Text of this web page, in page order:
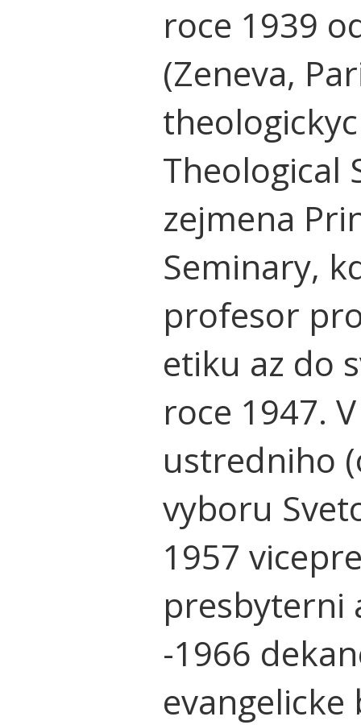
roce 1939
(Zeneva,
Theological
zejmena
Seminary,
profesor
etiku az do
roce 1947.
ustredniho
vyboru
1957
presbyterni
-1966